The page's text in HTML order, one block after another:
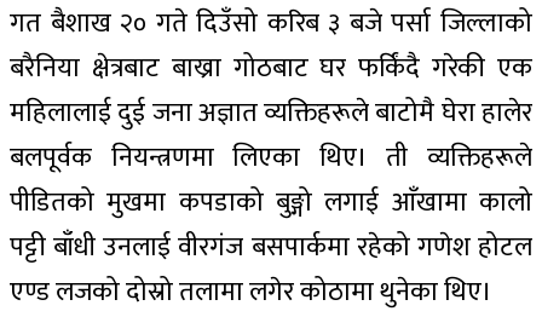
गत बैशाख २० गते दिउँसो करिब ३ बजे पर्सा जिल्लाको
बरैनिया क्षेत्रबाट बाख्रा गोठबाट घर फर्किंदै गरेकी एक
महिलालाई दुई जना अज्ञात व्यक्तिहरूले बाटोमै घेरा हालेर
बलपूर्वक नियन्त्रणमा लिएका थिए। ती व्यक्तिहरूले
पीडितको मुखमा कपडाको बुङ्गो लगाई आँखामा कालो
पट्टी बाँधी उनलाई वीरगंज बसपार्कमा रहेको गणेश होटल
एण्ड लजको दोस्रो तलामा लगेर कोठामा थुनेका थिए।